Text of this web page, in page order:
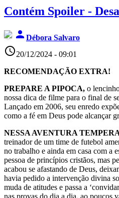
Contém Spoiler -
person Débora Salvaro
access_time20/12/2024 - 09:01
RECOMENDAÇÃO EXTRA!
PREPARE A PIPOCA, o
nossa dica de filme para o final de
Lançado em 2006, seu enredo
como a fé em Deus pode alcançar
NESSA AVENTURA
treinador de um time de futebol
no trabalho e ainda em casa com a
pessoa de princípios cristãos, mas
acabou se afastando de Deus,
havia pedido a intervenção divina
muda de atitudes e passa a
nas provas do dia a dia, ao poucos